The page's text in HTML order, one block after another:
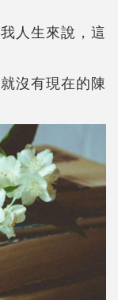
人生來說，這
沒有現在的陳